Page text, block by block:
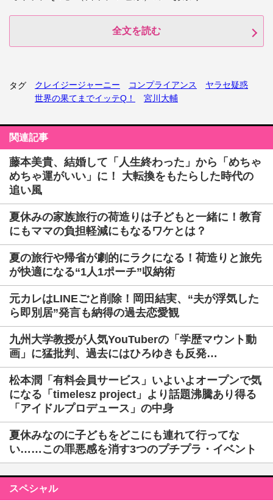
全文を読む
タグ クレイジージャーニー コンプライアンス
ヤラセ疑惑
世界の果てまでイッテQ！
宮川大輔
関連記事
藤本美貴、結婚して「人生終わった」から「めちゃ
めちゃ運がいい」に！ 大転換をもたらした時代の
追い風
夏休みの家族旅行の荷造りは子どもと一緒に！教育
にもママの負担軽減にもなるワケとは？
夏の旅行や帰省が劇的にラクになる！荷造りと旅先
が快適になる“1人1ポーチ”収納術
元カレはLINEごと削除！岡田結実、“夫が浮気した
ら即別居”発言も納得の過去恋愛観
九州大学教授が人気YouTuberの「学歴マウント動
画」に猛批判、過去にはひろゆきも反発…
松本潤「有料会員サービス」いよいよオープンで気
になる「timelesz project」より話題沸騰あり得る
「アイドルプロデュース」の中身
夏休みなのに子どもをどこにも連れて行ってな
い……この罪悪感を消す3つのプチプラ・イベント
スペシャル